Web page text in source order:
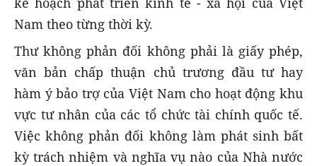
Nam theo từng thời kỳ.
Thư không phản đối không phải là giấy phép,
văn bản chấp thuận chủ trương đầu tư hay
hàm ý bảo trợ của Việt Nam cho hoạt động khu
vực tư nhân của các tổ chức tài chính quốc tế.
Việc không phản đối không làm phát sinh bất
kỳ trách nhiệm và nghĩa vụ nào của Nhà nước